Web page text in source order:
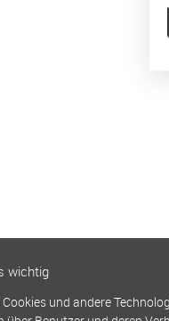
wichtig
und andere